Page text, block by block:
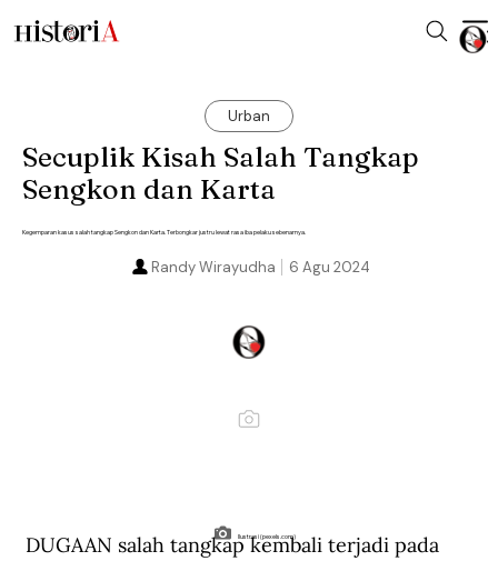
Urban
Secuplik Kisah Salah Tangkap
Sengkon dan Karta
Kegemparan kasus salah tangkap Sengkon dan Karta. Terbongkar justru lewat rasa iba pelaku sebenarnya.
6 Agu 2024
Randy Wirayudha
Ilustrasi (pexels.com)
DUGAAN salah tangkap kembali terjadi pada